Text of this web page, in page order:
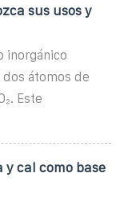
sus usos y
inorgánico
átomos de
Este
y cal como base